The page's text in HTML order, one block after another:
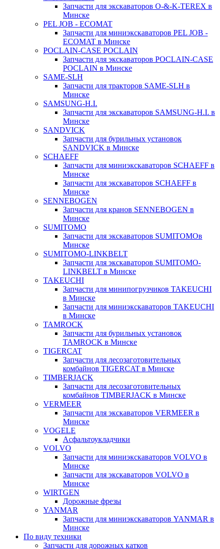
Запчасти для экскаваторов O-&-K-TEREX в
Минске
PEL JOB - ECOMAT
Запчасти для миниэкскаваторов PEL JOB -
ECOMAT в Минске
POCLAIN-CASE POCLAIN
Запчасти для экскаваторов POCLAIN-CASE
POCLAIN в Минске
SAME-SLH
Запчасти для тракторов SAME-SLH в
Минске
SAMSUNG-H.I.
Запчасти для экскаваторов SAMSUNG-H.I. в
Минске
SANDVICK
Запчасти для бурильных установок
SANDVICK в Минске
SCHAEFF
Запчасти для миниэкскаваторов SCHAEFF в
Минске
Запчасти для экскаваторов SCHAEFF в
Минске
SENNEBOGEN
Запчасти для кранов SENNEBOGEN в
Минске
SUMITOMO
Запчасти для экскаваторов SUMITOMOв
Минске
SUMITOMO-LINKBELT
Запчасти для экскаваторов SUMITOMO-
LINKBELT в Минске
TAKEUCHI
Запчасти для минипогрузчиков TAKEUCHI
в Минске
Запчасти для миниэкскаваторов TAKEUCHI
в Минске
TAMROCK
Запчасти для бурильных установок
TAMROCK в Минске
TIGERCAT
Запчасти для лесозаготовительных
комбайнов TIGERCAT в Минске
TIMBERJACK
Запчасти для лесозаготовительных
комбайнов TIMBERJACK в Минске
VERMEER
Запчасти для экскаваторов VERMEER в
Минске
VOGELE
Асфальтоукладчики
VOLVO
Запчасти для миниэкскаваторов VOLVO в
Минске
Запчасти для экскаваторов VOLVO в
Минске
WIRTGEN
Дорожные фрезы
YANMAR
Запчасти для миниэкскаваторов YANMAR в
Минске
По виду техники
Запчасти для дорожных катков